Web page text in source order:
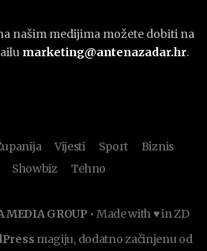
našim medijima možete dobiti na
marketing@antenazadar.hr.
Vijesti Sport
Biznis
Showbiz Tehno
MEDIA GROUP • Made with ♥ in ZD
magiju, dodatno začinjenu od